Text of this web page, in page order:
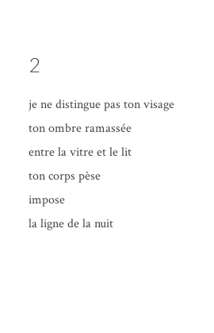
2
je ne dis­tingue pas ton visage
ton ombre ramassée
entre la vitre et le lit
ton corps pèse
impose
la ligne de la nuit